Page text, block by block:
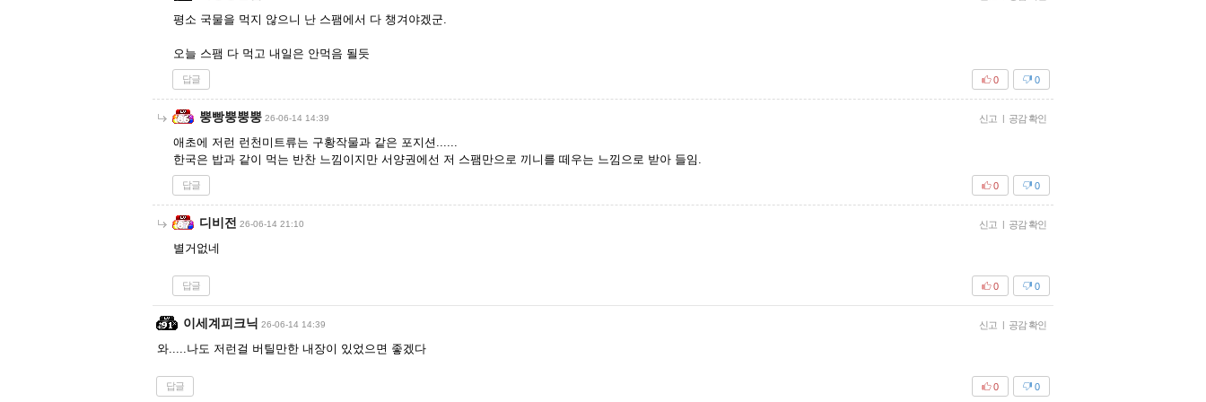
평소 국물을 먹지 않으니 난 스팸에서 다 챙겨야겠군.
오늘 스팸 다 먹고 내일은 안먹음 될듯
답글 0
0
뿡빵뿡뿡뿡 26-06-14 14:39 신고 | 공감 확인
애초에 저런 런천미트류는 구황작물과 같은 포지션......
한국은 밥과 같이 먹는 반찬 느낌이지만 서양권에선 저 스팸만으로 끼니를 떼우는 느낌으로 받아 들임.
답글 0
0
디비전 26-06-14 21:10 신고 | 공감 확인
별거없네
답글 0
0
이세계피크닉 26-06-14 14:39 신고 | 공감 확인
와.....나도 저런걸 버틸만한 내장이 있었으면 좋겠다
답글 0
0